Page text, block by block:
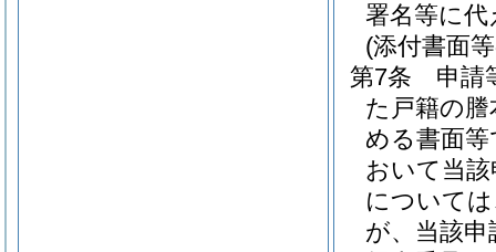
署名等に
(添付書面
第7条
申請
た戸籍の
める書面
おいて当
について
が、当該